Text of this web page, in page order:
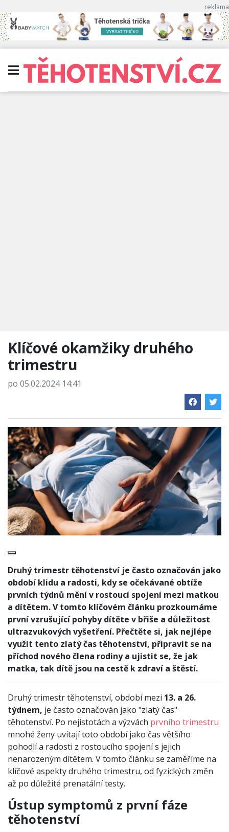
Klíčové okamžiky druhého
trimestru
po 05.02.2024 14:41
Druhý trimestr těhotenství je často označován jako
období klidu a radosti, kdy se očekávané obtíže
prvních týdnů mění v rostoucí spojení mezi matkou
a dítětem. V tomto klíčovém článku prozkoumáme
první vzrušující pohyby dítěte v břiše a důležitost
ultrazvukových vyšetření. Přečtěte si, jak nejlépe
využít tento zlatý čas těhotenství, připravit se na
příchod nového člena rodiny a ujistit se, že jak
matka, tak dítě jsou na cestě k zdraví a štěstí.
Druhý trimestr těhotenství, období mezi 13. a 26.
týdnem, je často označován jako "zlatý čas"
těhotenství. Po nejistotách a výzvách prvního trimestru
mnohé ženy uvítají toto období jako čas většího
pohodlí a radosti z rostoucího spojení s jejich
nenarozeným dítětem. V tomto článku se zaměříme na
klíčové aspekty druhého trimestru, od fyzických změn
až po důležité prenatální testy.
Ústup symptomů z první fáze
těhotenství